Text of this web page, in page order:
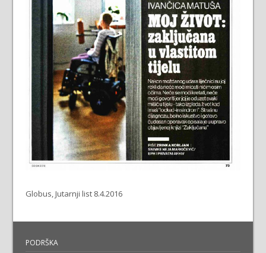
Globus, Jutarnji list 8.4.2016
PODRŠKA